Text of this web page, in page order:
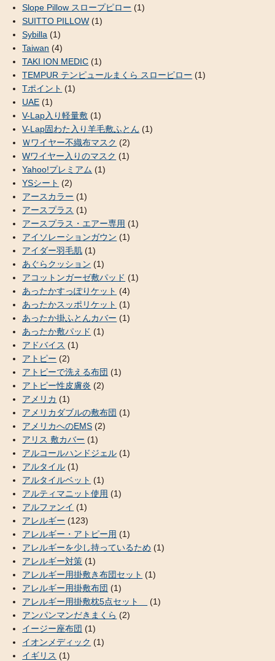
Slope Pillow スロープピロー (1)
SUITTO PILLOW (1)
Sybilla (1)
Taiwan (4)
TAKI ION MEDIC (1)
TEMPUR テンピュールまくら スローピロー (1)
Tポイント (1)
UAE (1)
V-Lap入り軽量敷 (1)
V-Lap固わた入り羊毛敷ふとん (1)
Ｗワイヤー不織布マスク (2)
Wワイヤー入りのマスク (1)
Yahoo!プレミアム (1)
YSシート (2)
アースカラー (1)
アースプラス (1)
アースプラス・エアー専用 (1)
アイソレーションガウン (1)
アイダー羽毛肌 (1)
あぐらクッション (1)
アコットンガーゼ敷パッド (1)
あったかすっぽりケット (4)
あったかスッポリケット (1)
あったか掛ふとんカバー (1)
あったか敷パッド (1)
アドバイス (1)
アトピー (2)
アトピーで洗える布団 (1)
アトピー性皮膚炎 (2)
アメリカ (1)
アメリカダブルの敷布団 (1)
アメリカへのEMS (2)
アリス 敷カバー (1)
アルコールハンドジェル (1)
アルタイル (1)
アルタイルベット (1)
アルティマニット使用 (1)
アルファンイ (1)
アレルギー (123)
アレルギー・アトピー用 (1)
アレルギーを少し持っているため (1)
アレルギー対策 (1)
アレルギー用掛敷き布団セット (1)
アレルギー用掛敷布団 (1)
アレルギー用掛敷枕5点セット
(1)
アンパンマンだきまくら (2)
イージー座布団 (1)
イオンメディック (1)
イギリス (1)